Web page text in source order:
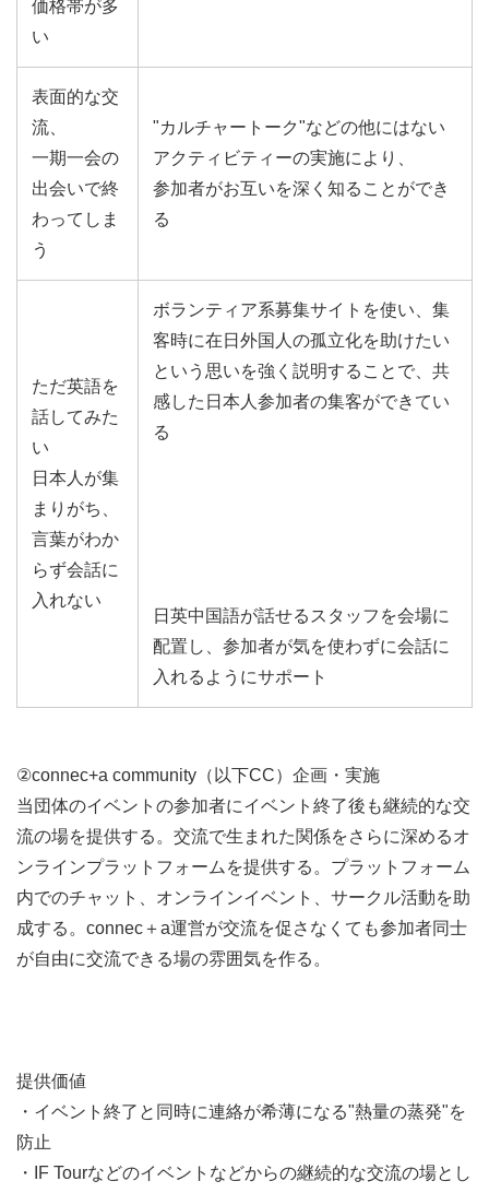
価格帯が多
い
表面的な交
流、
一期一会の
出会いで終
わってしま
う
"カルチャートーク"などの他にはない
アクティビティーの実施により、
参加者がお互いを深く知ることができ
る
ただ英語を
話してみた
い
日本人が集
まりがち、
言葉がわか
らず会話に
入れない
ボランティア系募集サイトを使い、集
客時に在日外国人の孤立化を助けたい
という思いを強く説明することで、共
感した日本人参加者の集客ができてい
る
日英中国語が話せるスタッフを会場に
配置し、参加者が気を使わずに会話に
入れるようにサポート
②connec+a community（以下CC）企画・実施
当団体のイベントの参加者にイベント終了後も継続的な交
流の場を提供する。交流で生まれた関係をさらに深めるオ
ンラインプラットフォームを提供する。プラットフォーム
内でのチャット、オンラインイベント、サークル活動を助
成する。connec＋a運営が交流を促さなくても参加者同士
が自由に交流できる場の雰囲気を作る。
提供価値
・イベント終了と同時に連絡が希薄になる"熱量の蒸発"を
防止
・IF Tourなどのイベントなどからの継続的な交流の場とし